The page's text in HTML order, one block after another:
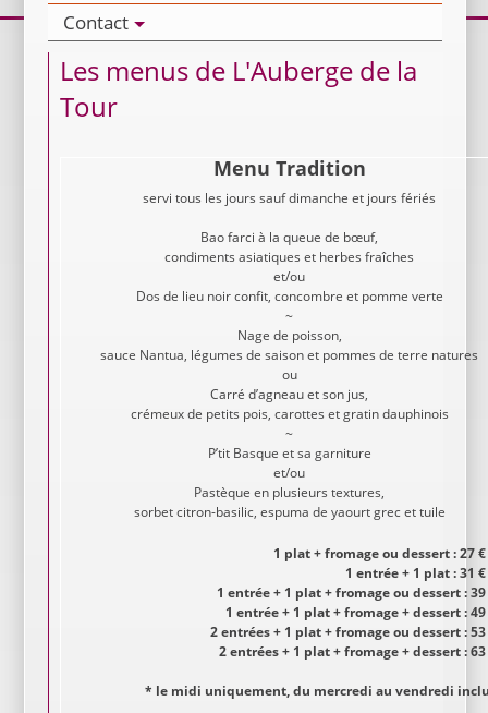
Contact
Les menus de L'Auberge de la
Tour
Menu Tradition
servi tous les jours sauf dimanche et jours fériés
Bao farci à la queue de bœuf,
condiments asiatiques et herbes fraîches
et/ou
Dos de lieu noir confit, concombre et pomme verte
~
Nage de poisson,
sauce Nantua, légumes de saison et pommes de terre natures
ou
Carré d’agneau et son jus,
crémeux de petits pois, carottes et gratin dauphinois
~
P’tit Basque et sa garniture
et/ou
Pastèque en plusieurs textures,
sorbet citron-basilic, espuma de yaourt grec et tuile
1 plat + fromage ou dessert : 27
1 entrée + 1 plat : 31
1 entrée + 1 plat + fromage ou dessert : 39
1 entrée + 1 plat + fromage + dessert : 49
2 entrées + 1 plat + fromage ou dessert : 53
2 entrées + 1 plat + fromage + dessert : 63
* le midi uniquement, du mercredi au vendredi